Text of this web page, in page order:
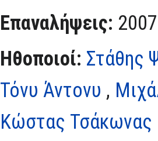
Επαναλήψεις:
Ηθοποιοί: Στάθης
Τόνυ Άντονυ ,
Κώστας Τσάκωνας